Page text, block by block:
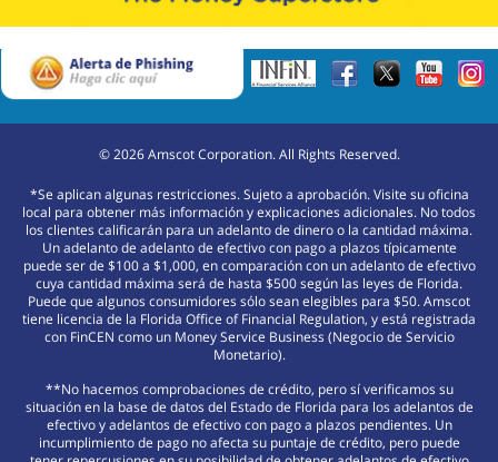
©2026Amscot Corporation. All Rights Reserved.
*Se aplican algunas restricciones. Sujeto a aprobación. Visite su oficina
local para obtener más información y explicaciones adicionales. No todos
los clientes calificarán para un adelanto de dinero o la cantidad máxima.
Un adelanto de adelanto de efectivo con pago a plazos típicamente
puede ser de $100 a $1,000, en comparación con un adelanto de efectivo
cuya cantidad máxima será de hasta $500 según las leyes de Florida.
Puede que algunos consumidores sólo sean elegibles para $50. Amscot
tiene licencia de la Florida Office of Financial Regulation, y está registrada
con FinCEN como un Money Service Business (Negocio de Servicio
Monetario).
**No hacemos comprobaciones de crédito, pero sí verificamos su
situación en la base de datos del Estado de Florida para los adelantos de
efectivo y adelantos de efectivo con pago a plazos pendientes. Un
incumplimiento de pago no afecta su puntaje de crédito, pero puede